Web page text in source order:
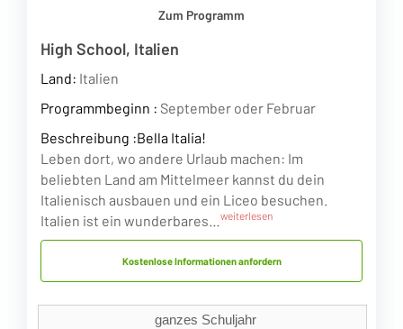
Zum Programm
High School, Italien
Land: Italien
Programmbeginn : September oder Februar
Beschreibung :Bella Italia!
Leben dort, wo andere Urlaub machen: Im
beliebten Land am Mittelmeer kannst du dein
Italienisch ausbauen und ein Liceo besuchen.
Italien ist ein wunderbares…weiterlesen
Kostenlose Informationen anfordern
ganzes Schuljahr